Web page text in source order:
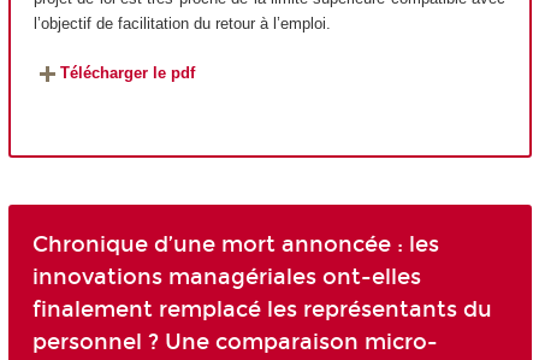
l’objectif de facilitation du retour à l’emploi.
Télécharger le pdf
Chronique d’une mort annoncée : les
innovations managériales ont-elles
finalement remplacé les représentants du
personnel ? Une comparaison micro-